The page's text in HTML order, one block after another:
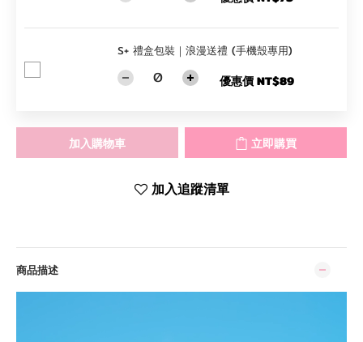
S+ 禮盒包裝｜浪漫送禮 (手機殼專用)
優惠價 NT$89
加入購物車 立即購買
加入追蹤清單
商品描述